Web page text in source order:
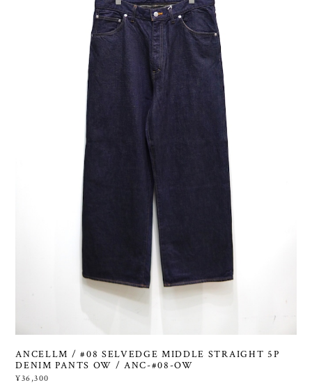
ANCELLM / #08 SELVEDGE MIDDLE STRAIGHT 5P
DENIM PANTS OW / ANC-#08-OW
¥36,300